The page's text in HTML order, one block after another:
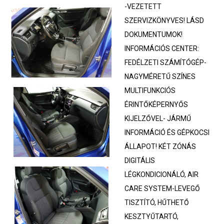
-VEZETETT
SZERVIZKÖNYVES! LÁSD
DOKUMENTUMOK!
INFORMÁCIÓS CENTER:
FEDÉLZETI SZÁMÍTÓGÉP-
NAGYMÉRETŰ SZÍNES
MULTIFUNKCIÓS
ÉRINTŐKÉPERNYŐS
KIJELZŐVEL- JÁRMŰ
INFORMÁCIÓ ÉS GÉPKOCSI
ÁLLAPOT! KÉT ZÓNÁS
DIGITÁLIS
LÉGKONDICIONÁLÓ, AIR
CARE SYSTEM-LEVEGŐ
TISZTÍTÓ, HŰTHETŐ
KESZTYŰTARTÓ,